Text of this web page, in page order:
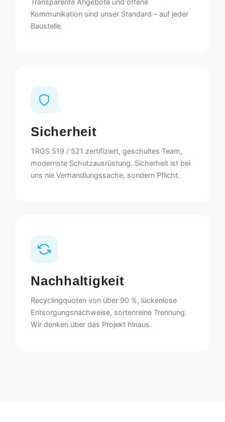
Transparente Angebote und offene
Kommunikation sind unser Standard – auf jeder
Baustelle.
Sicherheit
TRGS 519 / 521 zertifiziert, geschultes Team,
modernste Schutzausrüstung. Sicherheit ist bei
uns nie Verhandlungssache, sondern Pflicht.
Nachhaltigkeit
Recyclingquoten von über 90 %, lückenlose
Entsorgungsnachweise, sortenreine Trennung.
Wir denken über das Projekt hinaus.